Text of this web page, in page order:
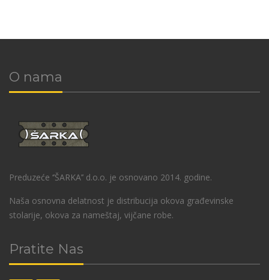
O nama
Preduzeće ‘’ŠARKA’’ d.o.o. je osnovano 2014. godine.
Naša osnovna delatnost je distribucija okova građevinske
stolarije, okova za nameštaj, vijčane robe.
Pratite Nas